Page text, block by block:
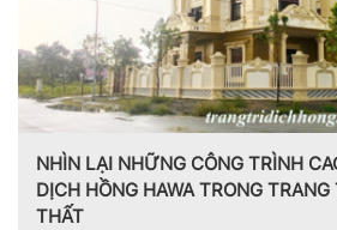
NHÌN LẠI NHỮNG CÔNG TRÌNH
DỊCH HỒNG HAWA TRONG TRANG
THẤT